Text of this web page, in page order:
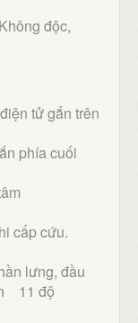
độc,
tử gắn trên
phía cuối
cấp cứu.
lưng, đầu
11 độ